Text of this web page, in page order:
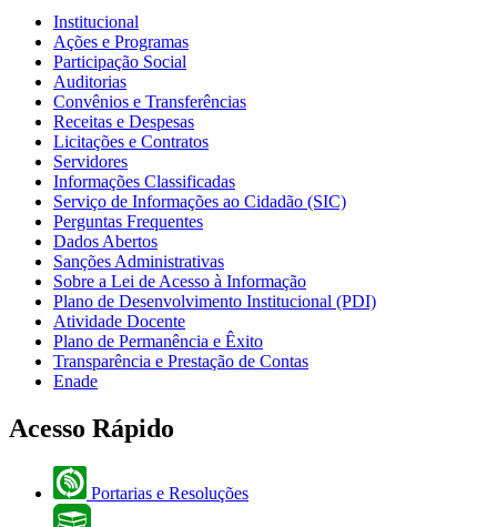
Institucional
Ações e Programas
Participação Social
Auditorias
Convênios e Transferências
Receitas e Despesas
Licitações e Contratos
Servidores
Informações Classificadas
Serviço de Informações ao Cidadão (SIC)
Perguntas Frequentes
Dados Abertos
Sanções Administrativas
Sobre a Lei de Acesso à Informação
Plano de Desenvolvimento Institucional (PDI)
Atividade Docente
Plano de Permanência e Êxito
Transparência e Prestação de Contas
Enade
Acesso Rápido
Portarias e Resoluções